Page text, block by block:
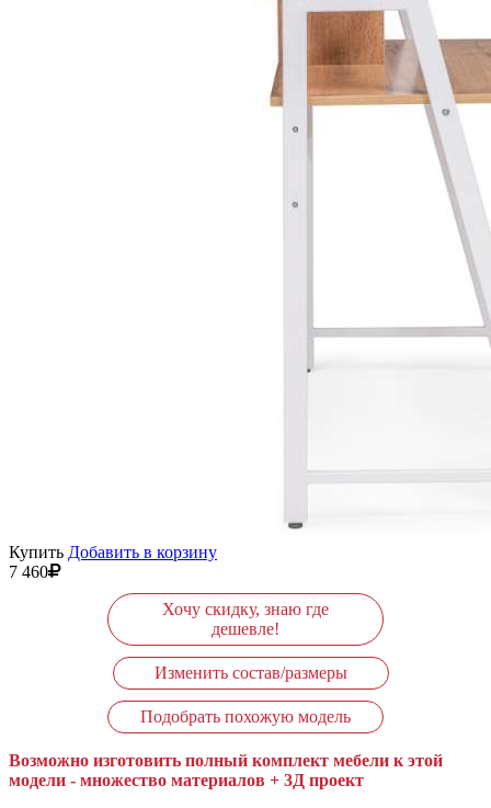
Купить Добавить в корзину
7 460
Хочу скидку, знаю где
дешевле!
Изменить состав/размеры
Подобрать похожую модель
Возможно изготовить полный комплект мебели к этой
модели - множество материалов + 3Д проект